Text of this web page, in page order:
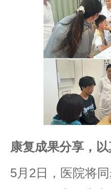
康复成果分享，
5月2日，医院将